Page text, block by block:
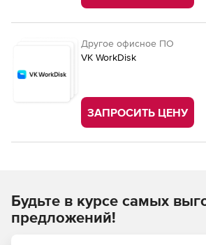
Другое офисное ПО
VK WorkDisk
ЗАПРОСИТЬ ЦЕНУ
Будьте в курсе самых
предложений!